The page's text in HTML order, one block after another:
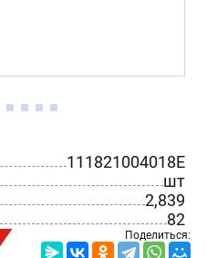
111821004018E
шт
2,839
82
Поделиться: